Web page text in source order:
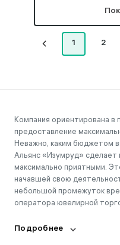
1 2
Компания ориентирована в
предоставление
Неважно, каким бюджетом
Альянс «Изумруд»
максимально приятными.
начавшей свою
небольшой промежуток
оператора ювелирной
Подробнее